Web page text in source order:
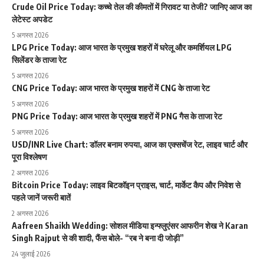
Crude Oil Price Today: कच्चे तेल की कीमतों में गिरावट या तेजी? जानिए आज का
लेटेस्ट अपडेट
5 अगस्त 2026
LPG Price Today: आज भारत के प्रमुख शहरों में घरेलू और कमर्शियल LPG
सिलेंडर के ताजा रेट
5 अगस्त 2026
CNG Price Today: आज भारत के प्रमुख शहरों में CNG के ताजा रेट
5 अगस्त 2026
PNG Price Today: आज भारत के प्रमुख शहरों में PNG गैस के ताजा रेट
5 अगस्त 2026
USD/INR Live Chart: डॉलर बनाम रुपया, आज का एक्सचेंज रेट, लाइव चार्ट और
पूरा विश्लेषण
2 अगस्त 2026
Bitcoin Price Today: लाइव बिटकॉइन प्राइस, चार्ट, मार्केट कैप और निवेश से
पहले जानें जरूरी बातें
2 अगस्त 2026
Aafreen Shaikh Wedding: सोशल मीडिया इन्फ्लुएंसर आफरीन शेख ने Karan
Singh Rajput से की शादी, फैंस बोले- “रब ने बना दी जोड़ी”
24 जुलाई 2026